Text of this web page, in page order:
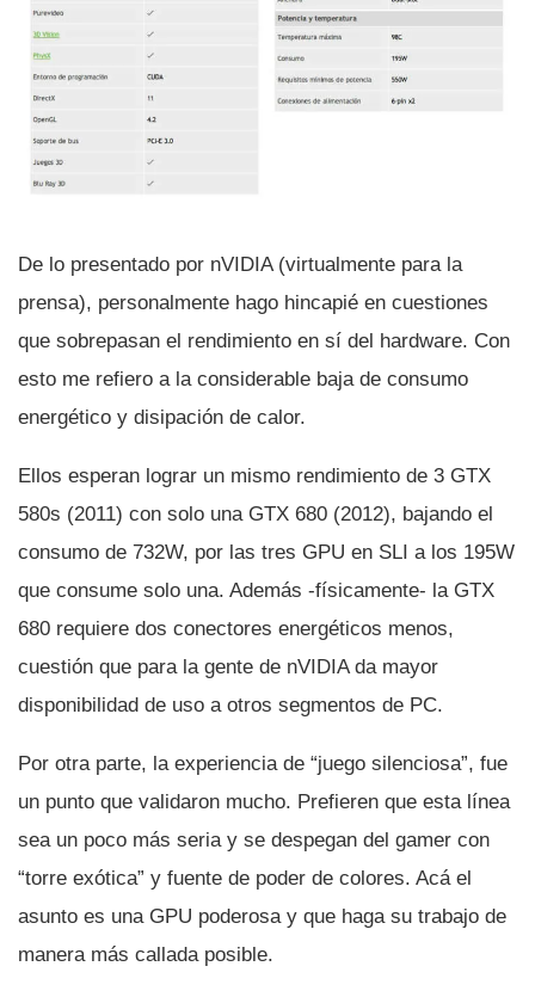
De lo presentado por nVIDIA (virtualmente para la
prensa), personalmente hago hincapié en cuestiones
que sobrepasan el rendimiento en sí­ del hardware. Con
esto me refiero a la considerable baja de consumo
energético y disipación de calor.
Ellos esperan lograr un mismo rendimiento de 3 GTX
580s (2011) con solo una GTX 680 (2012), bajando el
consumo de 732W, por las tres GPU en SLI a los 195W
que consume solo una. Además -fí­sicamente- la GTX
680 requiere dos conectores energéticos menos,
cuestión que para la gente de nVIDIA da mayor
disponibilidad de uso a otros segmentos de PC.
Por otra parte, la experiencia de “juego silenciosa”, fue
un punto que validaron mucho. Prefieren que esta lí­nea
sea un poco más seria y se despegan del gamer con
“torre exótica” y fuente de poder de colores. Acá el
asunto es una GPU poderosa y que haga su trabajo de
manera más callada posible.